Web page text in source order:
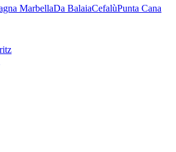
MarbellaDa BalaiaCefalùPunta Cana